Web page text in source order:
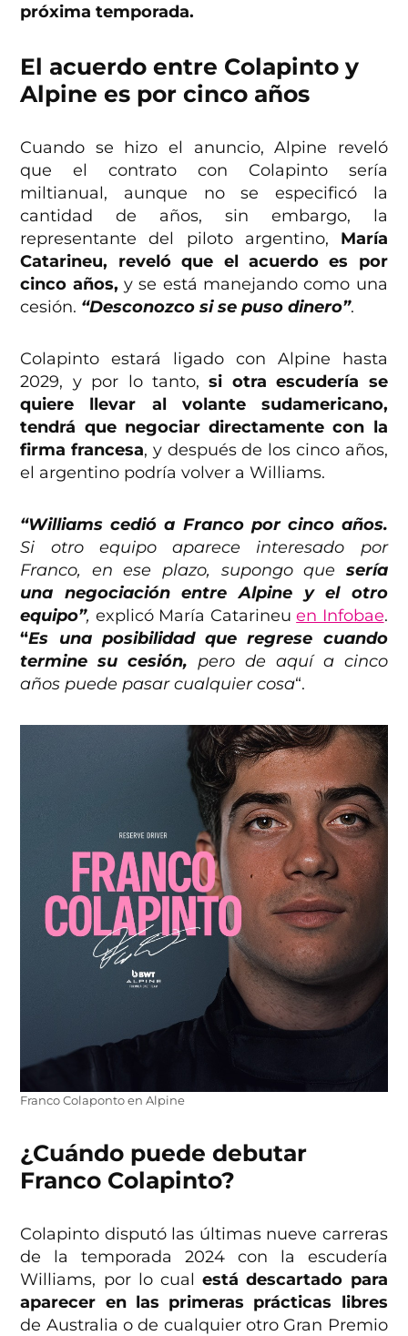
próxima temporada.
El acuerdo entre Colapinto y
Alpine es por cinco años
Cuando se hizo el anuncio, Alpine reveló
que el contrato con Colapinto sería
miltianual, aunque no se especificó la
cantidad de años, sin embargo, la
representante del piloto argentino, María
Catarineu, reveló que el acuerdo es por
cinco años,y se está manejando como una
cesión. “Desconozco si se puso dinero”.
Colapinto estará ligado con Alpine hasta
2029, y por lo tanto,si otra escudería se
quiere llevar al volante sudamericano,
tendrá que negociar directamente con la
firma francesa, y después de los cinco años,
el argentino podría volver a Williams.
“Williams cedió a Franco por cinco años.
Si otro equipo aparece interesado por
Franco, en ese plazo, supongo que sería
una negociación entre Alpine y el otro
equipo”, explicó María Catarineuen Infobae.
“Es una posibilidad que regrese cuando
termine su cesión, pero de aquí a cinco
años puede pasar cualquier cosa“.
Franco Colaponto en Alpine
¿Cuándo puede debutar
Franco Colapinto?
Colapinto disputó las últimas nueve carreras
de la temporada 2024 con la escudería
Williams, por lo cualestá descartado para
aparecer en las primeras prácticas libres
de Australia o de cualquier otro Gran Premio